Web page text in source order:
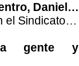
Daniel…
el Sindicato…
gente